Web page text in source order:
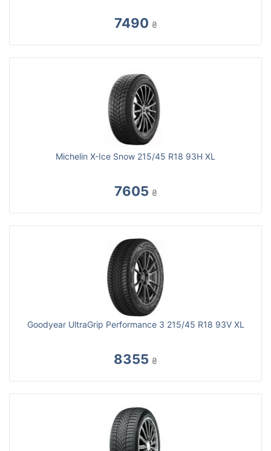
7490 ₴
Michelin X-Ice Snow 215/45 R18 93H XL
7605 ₴
Goodyear UltraGrip Performance 3 215/45 R18 93V XL
8355 ₴